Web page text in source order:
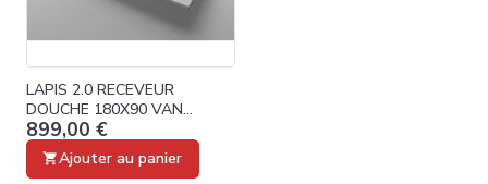
LAPIS 2.0 RECEVEUR
DOUCHE 180X90 VAN
MARCKE COLLECTION
20015749
899,00 €
Ajouter au panier